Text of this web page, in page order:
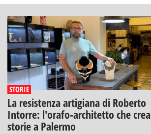
STORIE
La resistenza artigiana di Roberto
Intorre: l'orafo-architetto che crea
storie a Palermo